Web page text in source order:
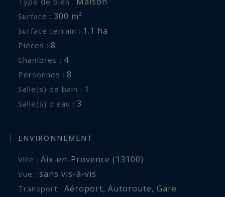
L'atmosphère paisible de la maison, un havre de
paix chaleureux et reposant, à 5 minutes du
centre d'Aix en Provence.
Cette propriété vous est proposée par Aix-en-
Provence Sotheby’s International Realty,
spécialiste de la location saisonnière de prestige
Surface : 300 m²
Surface terrain : 1.1 ha
Pièces : 8
Chambres : 4
Personnes : 8
Salle(s) de bain : 1
Salle(s) d'eau : 3
ENVIRONNEMENT
Ville : Aix-en-Provence (13100)
Vue : sans vis-à-vis
Transport : Aéroport, Autoroute, Gare